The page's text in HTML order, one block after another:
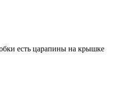
есть царапины на крышке